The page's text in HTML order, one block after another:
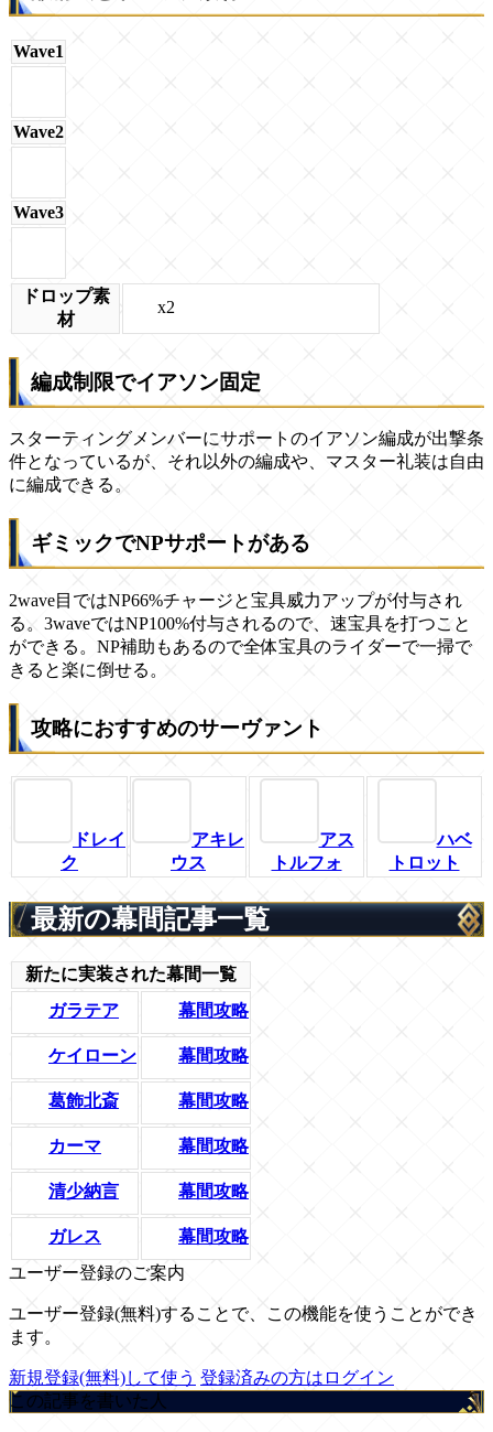
Wave1
Wave2
Wave3
ドロップ素
材
x2
編成制限でイアソン固定
スターティングメンバーにサポートのイアソン編成が出撃条
件となっているが、それ以外の編成や、マスター礼装は自由
に編成できる。
ギミックでNPサポートがある
2wave目ではNP66%チャージと宝具威力アップが付与され
る。3waveではNP100%付与されるので、速宝具を打つこと
ができる。NP補助もあるので全体宝具のライダーで一掃で
きると楽に倒せる。
攻略におすすめのサーヴァント
ドレイ
ク
アキレ
ウス
アス
トルフォ
ハベ
トロット
最新の幕間記事一覧
新たに実装された幕間一覧
ガラテア
幕間攻略
ケイローン 幕間攻略
葛飾北斎 幕間攻略
カーマ 幕間攻略
清少納言 幕間攻略
ガレス
幕間攻略
ユーザー登録のご案内
ユーザー登録(無料)することで、この機能を使うことができ
ます。
新規登録(無料)して使う 登録済みの方はログイン
この記事を書いた人